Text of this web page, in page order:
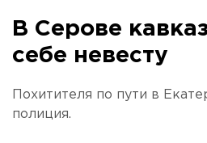
В Серове
себе невесту
Похитителя по пути в
полиция.